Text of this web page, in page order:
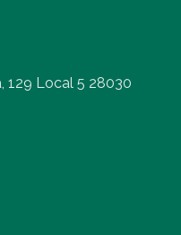
129 Local 5 28030